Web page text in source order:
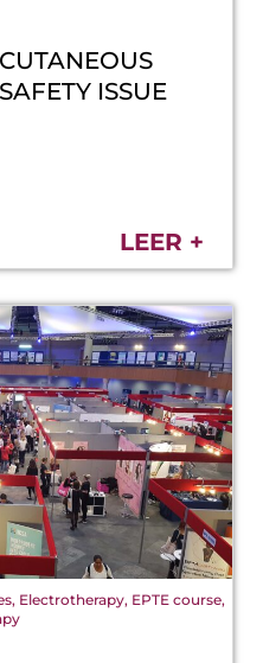
ISSUE
LEER +
, Electrotherapy, EPTE course,